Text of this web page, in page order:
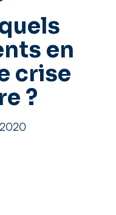
en
crise
?